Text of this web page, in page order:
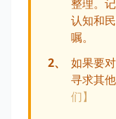
整理。
认知和
嘱。
2、
如果要
寻求其
们】